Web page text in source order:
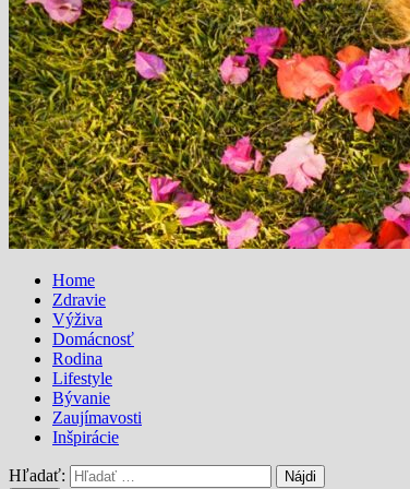
Home
Zdravie
Výživa
Domácnosť
Rodina
Lifestyle
Bývanie
Zaujímavosti
Inšpirácie
Hľadať: